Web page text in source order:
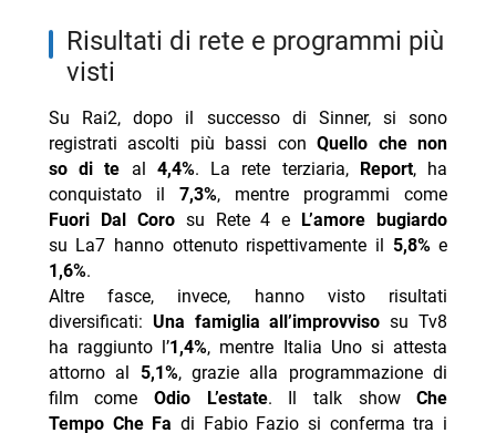
risultati di rete e programmi più
visti
Su Rai2, dopo il successo di Sinner, si sono
registrati ascolti più bassi conQuello che non
so di te al 4,4%. La rete terziaria, Report, ha
conquistato il 7,3%, mentre programmi come
Fuori Dal Corosu Rete 4 e
L’amore bugiardo
su La7 hanno ottenuto rispettivamente il 5,8%e
1,6%.
Altre fasce, invece, hanno visto risultati
diversificati: Una famiglia all’improvviso su Tv8
ha raggiunto l’1,4%, mentre Italia Uno si attesta
attorno al 5,1%, grazie alla programmazione di
film comeOdio L’estate. Il talk showChe
Tempo Che Fa di Fabio Fazio si conferma tra i